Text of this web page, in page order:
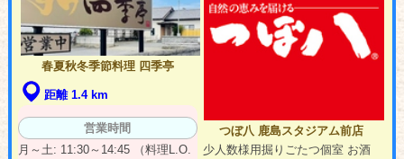
春夏秋冬季節料理 四季亭
距離 1.4 km
営業時間
月～土: 11:30～14:45 （料理L.O.
つぼ八 鹿島スタジアム前店
少人数様用掘りごたつ個室 お酒